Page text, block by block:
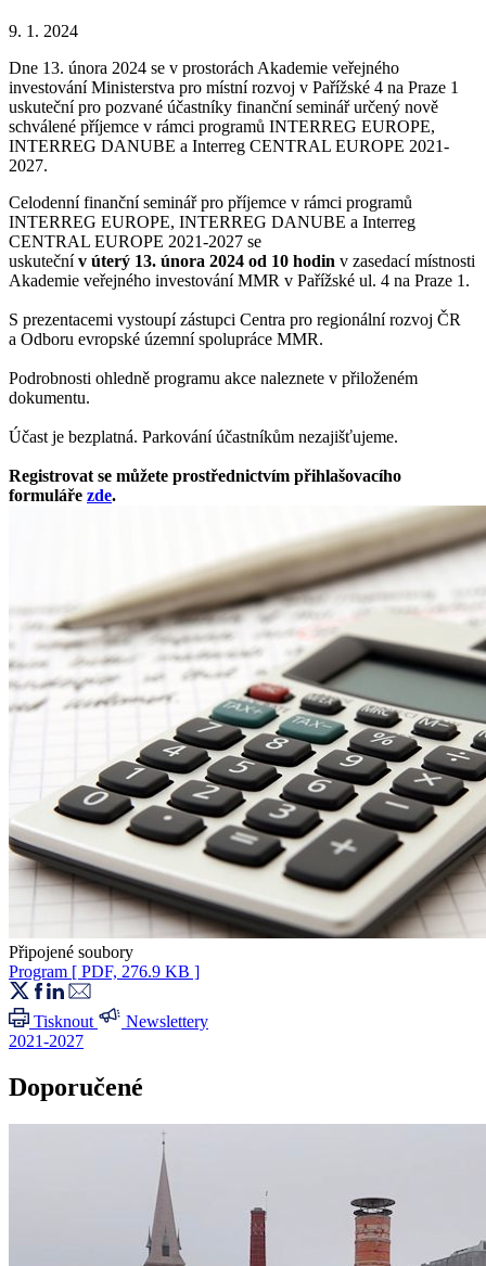
9. 1. 2024
Dne 13. února 2024 se v prostorách Akademie veřejného
investování Ministerstva pro místní rozvoj v Pařížské 4 na Praze 1
uskuteční pro pozvané účastníky finanční seminář určený nově
schválené příjemce v rámci programů INTERREG EUROPE,
INTERREG DANUBE a Interreg CENTRAL EUROPE 2021-
2027.
Celodenní finanční seminář pro příjemce v rámci programů
INTERREG EUROPE, INTERREG DANUBE a Interreg
CENTRAL EUROPE 2021-2027 se
uskutečnív úterý 13. února 2024 od 10 hodin v zasedací místnosti
Akademie veřejného investování MMR v Pařížské ul. 4 na Praze 1.
S prezentacemi vystoupí zástupci Centra pro regionální rozvoj ČR
a Odboru evropské územní spolupráce MMR.
Podrobnosti ohledně programu akce naleznete v přiloženém
dokumentu.
Účast je bezplatná. Parkování účastníkům nezajišťujeme.
Registrovat se můžete prostřednictvím přihlašovacího
formuláře zde.
Připojené soubory
Program [ PDF, 276.9 KB ]
Tisknout
Newslettery
2021-2027
Doporučené